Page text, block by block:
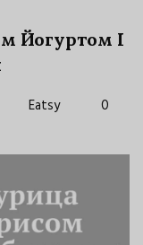
Йогуртом І
Eatsy 0